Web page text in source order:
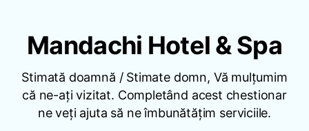
Mandachi Hotel & Spa
Stimată doamnă / Stimate domn, Vă mulțumim
că ne-ați vizitat. Completând acest chestionar
ne veți ajuta să ne îmbunătățim serviciile.